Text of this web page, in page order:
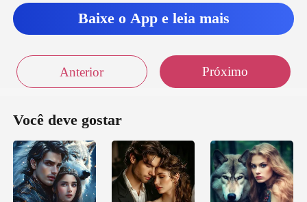
Baixe o App e leia mais
Anterior Próximo
Você deve gostar